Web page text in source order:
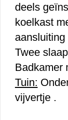
deels
koelkast
Twee
Badkamer
Tuin:
vijvertje .